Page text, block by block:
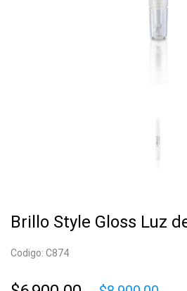
Brillo Style Gloss Luz
Codigo: C874